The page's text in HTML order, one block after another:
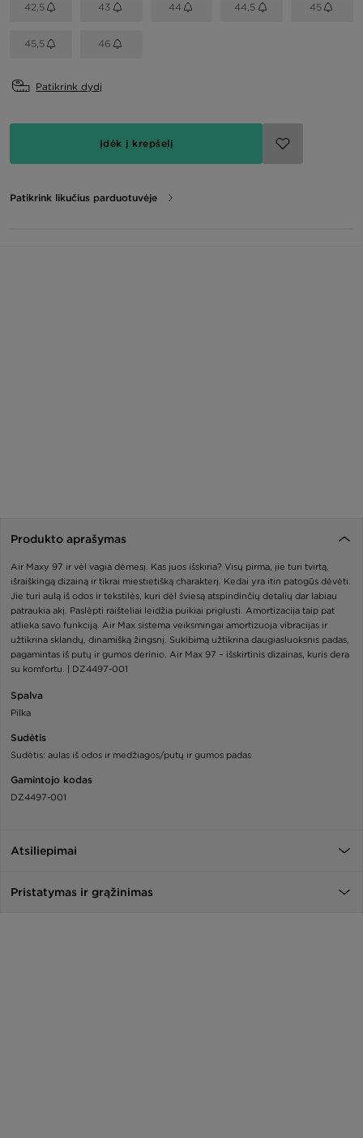
42,5 43 44 44,5 45
45,5 46
Patikrink dydį
Įdėk į krepšelį
Patikrink likučius parduotuvėje
Produkto aprašymas
Air Maxy 97 ir vėl vagia dėmesį. Kas juos išskiria? Visų pirma, jie turi tvirtą,
išraiškingą dizainą ir tikrai miestietišką charakterį. Kedai yra itin patogūs dėvėti.
Jie turi aulą iš odos ir tekstilės, kuri dėl šviesą atspindinčių detalių dar labiau
patraukia akį. Paslėpti raišteliai leidžia puikiai priglusti. Amortizacija taip pat
atlieka savo funkciją. Air Max sistema veiksmingai amortizuoja vibracijas ir
užtikrina sklandų, dinamišką žingsnį. Sukibimą užtikrina daugiasluoksnis padas,
pagamintas iš putų ir gumos derinio. Air Max 97 – išskirtinis dizainas, kuris dera
su komfortu. | DZ4497-001
Spalva
Pilka
Sudėtis
Sudėtis: aulas iš odos ir medžiagos/putų ir gumos padas
Gamintojo kodas
DZ4497-001
Atsiliepimai
Pristatymas ir grąžinimas